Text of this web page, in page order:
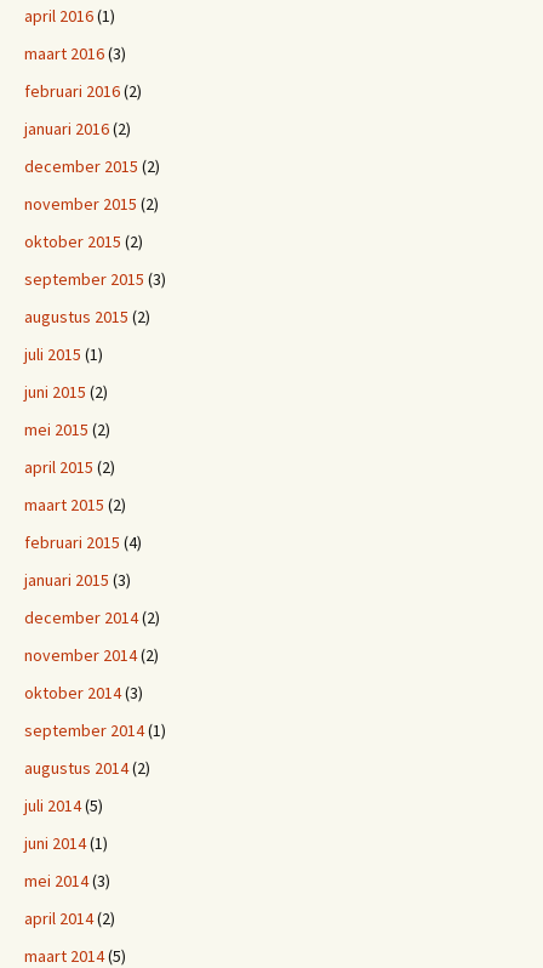
april 2016(1)
maart 2016(3)
februari 2016(2)
januari 2016(2)
december 2015 (2)
november 2015 (2)
oktober 2015 (2)
september 2015 (3)
augustus 2015 (2)
juli 2015 (1)
juni 2015 (2)
mei 2015 (2)
april 2015 (2)
maart 2015 (2)
februari 2015 (4)
januari 2015 (3)
december 2014(2)
november 2014(2)
oktober 2014(3)
september 2014(1)
augustus 2014(2)
juli 2014(5)
juni 2014(1)
mei 2014(3)
april 2014(2)
maart 2014(5)